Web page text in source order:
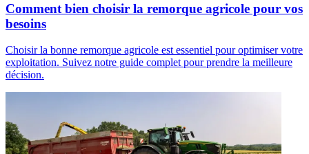
Comment bien choisir la remorque agricole pour vos
besoins
Choisir la bonne remorque agricole est essentiel pour optimiser votre
exploitation. Suivez notre guide complet pour prendre la meilleure
décision.